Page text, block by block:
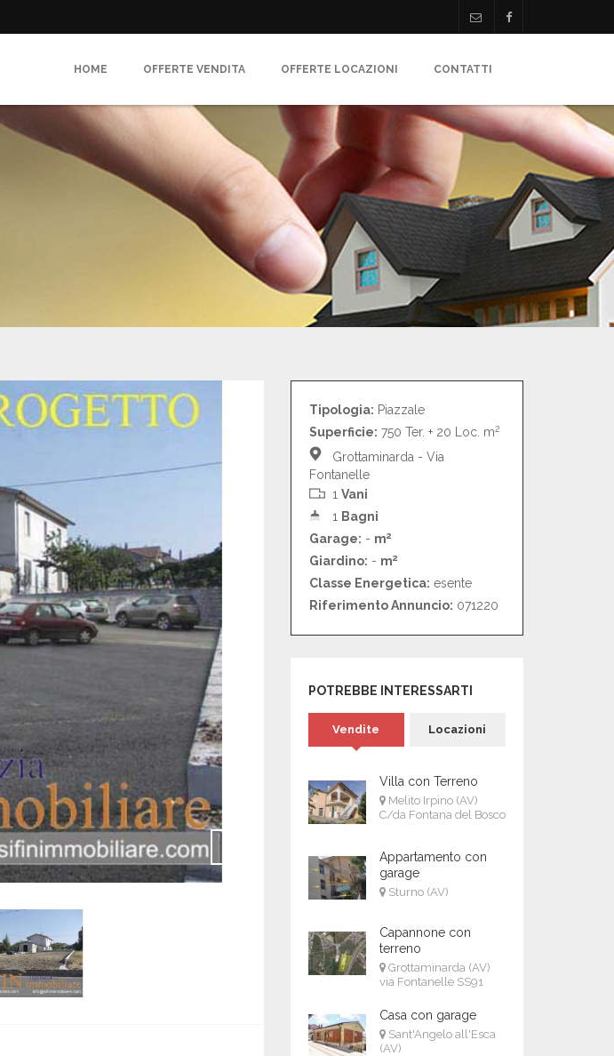
HOME OFFERTE VENDITA OFFERTE LOCAZIONI CONTATTI
Tipologia: Piazzale
Superficie: 750 Ter. + 20 Loc. m2
Grottaminarda - Via
Fontanelle
1 Vani
1 Bagni
Garage: - m2
Giardino: - m2
Classe Energetica: esente
Riferimento Annuncio: 071220
POTREBBE INTERESSARTI
Vendite Locazioni
Villa con Terreno
Melito Irpino (AV)
C/da Fontana del Bosco
Appartamento con
garage
Sturno (AV)
Capannone con
terreno
Grottaminarda (AV)
via Fontanelle SS91
Casa con garage
Sant'Angelo all'Esca
(AV)